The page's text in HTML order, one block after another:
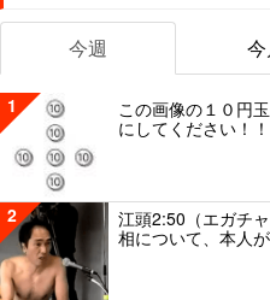
今週 今
1
この画像の１０円
にしてください！！
2
江頭2:50（エガチ
相について、本人